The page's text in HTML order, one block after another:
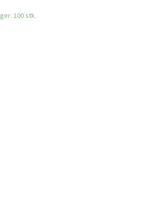
100 stk.